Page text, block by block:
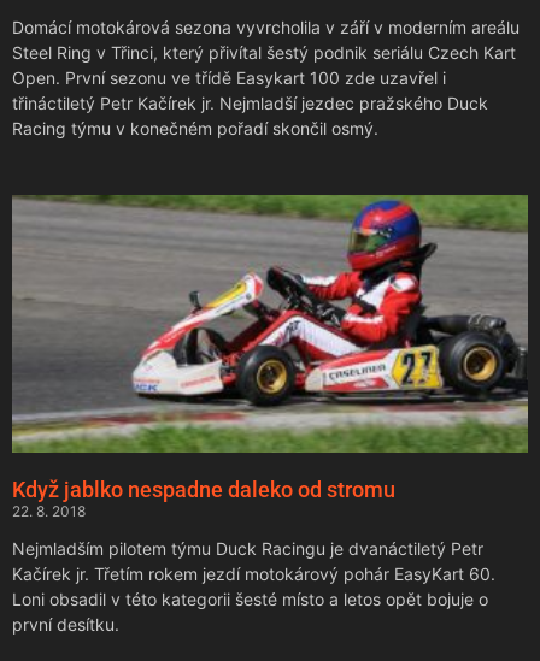
Domácí motokárová sezona vyvrcholila v září v moderním areálu
Steel Ring v Třinci, který přivítal šestý podnik seriálu Czech Kart
Open. První sezonu ve třídě Easykart 100 zde uzavřel i
třináctiletý Petr Kačírek jr. Nejmladší jezdec pražského Duck
Racing týmu v konečném pořadí skončil osmý.
Když jablko nespadne daleko od stromu
22. 8. 2018
Nejmladším pilotem týmu Duck Racingu je dvanáctiletý Petr
Kačírek jr. Třetím rokem jezdí motokárový pohár EasyKart 60.
Loni obsadil v této kategorii šesté místo a letos opět bojuje o
první desítku.